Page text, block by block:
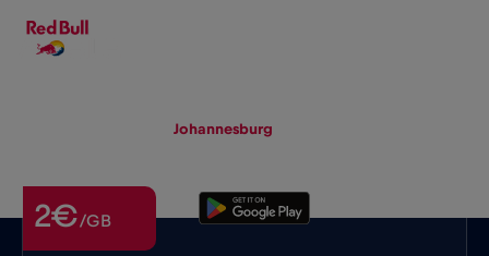
Johannesburg
2€/GB